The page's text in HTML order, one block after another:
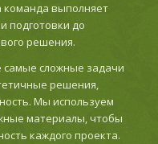
выполняет
подготовки до
решения.
сложные задачи
решения,
Мы используем
материалы, чтобы
каждого проекта.